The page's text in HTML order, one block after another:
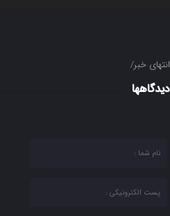
انتهای خبر/
دیدگاهها